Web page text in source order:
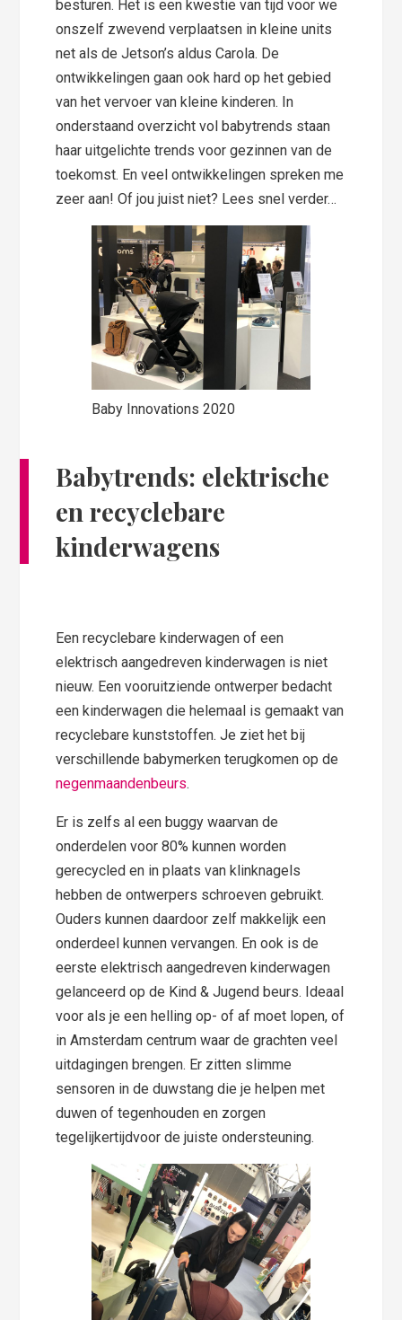
besturen. Het is een kwestie van tijd voor we
onszelf zwevend verplaatsen in kleine units
net als de Jetson’s aldus Carola. De
ontwikkelingen gaan ook hard op het gebied
van het vervoer van kleine kinderen. In
onderstaand overzicht vol babytrends staan
haar uitgelichte trends voor gezinnen van de
toekomst. En veel ontwikkelingen spreken me
zeer aan! Of jou juist niet? Lees snel verder…
Baby Innovations 2020
Babytrends: elektrische
en recyclebare
kinderwagens
Een recyclebare kinderwagen of een
elektrisch aangedreven kinderwagen is niet
nieuw. Een vooruitziende ontwerper bedacht
een kinderwagen die helemaal is gemaakt van
recyclebare kunststoffen. Je ziet het bij
verschillende babymerken terugkomen op de
negenmaandenbeurs.
Er is zelfs al een buggy waarvan de
onderdelen voor 80% kunnen worden
gerecycled en in plaats van klinknagels
hebben de ontwerpers schroeven gebruikt.
Ouders kunnen daardoor zelf makkelijk een
onderdeel kunnen vervangen. En ook is de
eerste elektrisch aangedreven kinderwagen
gelanceerd op de Kind & Jugend beurs. Ideaal
voor als je een helling op- of af moet lopen, of
in Amsterdam centrum waar de grachten veel
uitdagingen brengen. Er zitten slimme
sensoren in de duwstang die je helpen met
duwen of tegenhouden en zorgen
tegelijkertijdvoor de juiste ondersteuning.